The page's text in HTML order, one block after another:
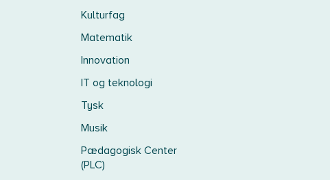
Kulturfag
Matematik
Innovation
IT og teknologi
Tysk
Musik
Pædagogisk Center
(PLC)